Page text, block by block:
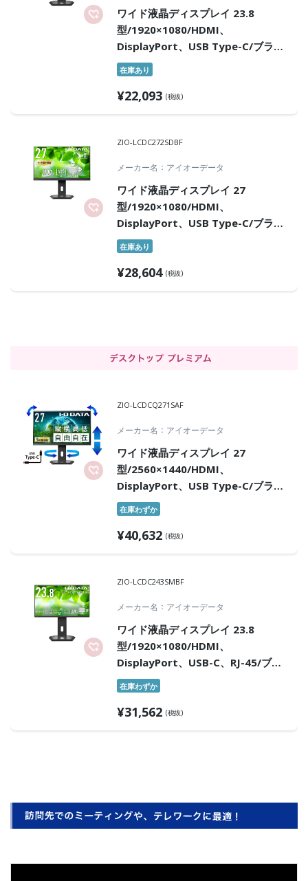
ワイド液晶ディスプレイ 23.8
型/1920×1080/HDMI、
DisplayPort、USB Type-C/ブラッ
ク/スピーカー：あり/ディスプレイ
の下にノートPCを置ける!/「5年保
証」
在庫あり
¥22,093 (税抜)
ZIO-LCDC272SDBF
メーカー名 アイオーデータ
ワイド液晶ディスプレイ 27
型/1920×1080/HDMI、
DisplayPort、USB Type-C/ブラッ
ク/スピーカー：あり/ディスプレイ
の下にノートPCを置ける!/「5年保
証」
在庫あり
¥28,604 (税抜)
ZIO-LCDCQ271SAF
メーカー名 アイオーデータ
ワイド液晶ディスプレイ 27
型/2560×1440/HDMI、
DisplayPort、USB Type-C/ブラッ
ク/スピーカー：あり/BizCrystaで
働きやすさをサポート/デイジーチェ
ーン対応/5年保証
在庫わずか
¥40,632 (税抜)
ZIO-LCDC243SMBF
メーカー名 アイオーデータ
ワイド液晶ディスプレイ 23.8
型/1920×1080/HDMI、
DisplayPort、USB-C、RJ-45/ブラ
ック/スピーカー：あり/ドッキング
ステーション機能を搭載!/デイジー
チェーン＆65W給電
在庫わずか
¥31,562 (税抜)